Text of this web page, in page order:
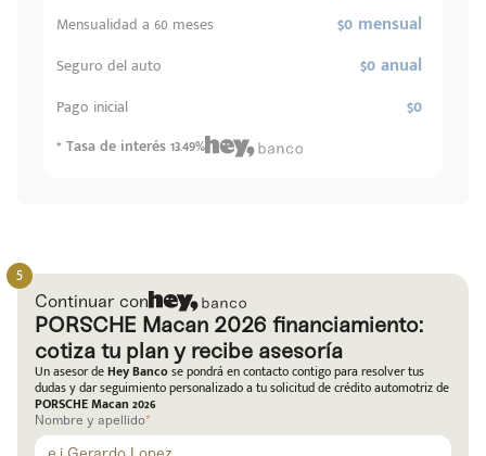
Mensualidad a 60 meses $0 mensual
Seguro del auto $0 anual
Pago inicial $0
* Tasa de interés 13.49%
Continuar con
PORSCHE Macan 2026 financiamiento:
cotiza tu plan y recibe asesoría
Un asesor deHey Bancose pondrá en contacto contigo para resolver tus
dudas y dar seguimiento personalizado a tu solicitud de crédito automotriz de
PORSCHE Macan 2026
Nombre y apellido